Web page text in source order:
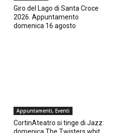
Giro del Lago di Santa Croce
2026. Appuntamento
domenica 16 agosto
Appuntamenti, Eventi
CortinAteatro si tinge di Jazz:
domenica The Twisters whit